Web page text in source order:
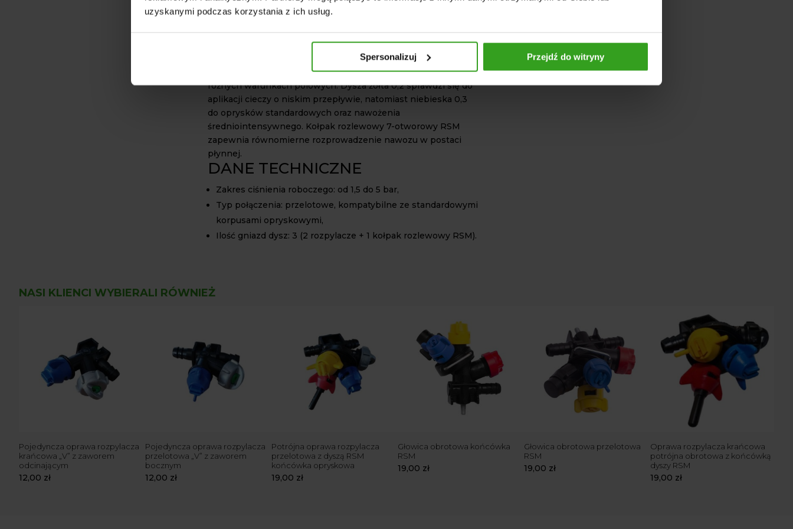
uzyskanymi podczas korzystania z ich usług.
Spersonalizuj Przejdź do witryny
podnosi efektywność nawożenia.
i sadowniczych oraz belkach rozlewowych.
Standardowa głowica obrotowa RSM wyposażona jest w trzy
rodzaje dysz. Umożliwiają one uniwersalne zastosowanie w
różnych warunkach polowych. Dysza żółta 0,2 sprawdzi się do
aplikacji cieczy o niskim przepływie, natomiast niebieska 0,3
do oprysków standardowych oraz nawożenia
średniointensywnego. Kołpak rozlewowy 7-otworowy RSM
zapewnia równomierne rozprowadzenie nawozu w postaci
płynnej.
DANE TECHNICZNE
Zakres ciśnienia roboczego: od 1,5 do 5 bar,
Typ połączenia: przelotowe, kompatybilne ze standardowymi
korpusami opryskowymi,
Ilość gniazd dysz: 3 (2 rozpylacze + 1 kołpak rozlewowy RSM).
NASI KLIENCI WYBIERALI RÓWNIEŻ
Pojedyncza oprawa rozpylacza
krańcowa „V” z zaworem
odcinającym
12,00 zł
Pojedyncza oprawa rozpylacza
przelotowa „V” z zaworem
bocznym
12,00 zł
Potrójna oprawa rozpylacza
przelotowa z dyszą RSM
końcówka opryskowa
19,00 zł
Głowica obrotowa końcówka
RSM
19,00 zł
Głowica obrotowa przelotowa
RSM
19,00 zł
Oprawa rozpylacza krańcowa
potrójna obrotowa z końcówką
dyszy RSM
19,00 zł